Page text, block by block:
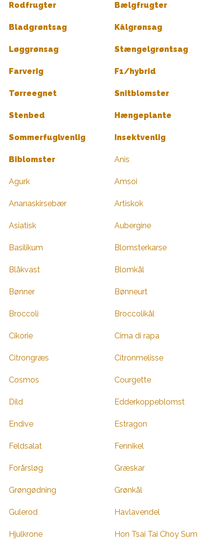
Rodfrugter Bælgfrugter
Bladgrøntsag Kålgrønsag
Løggrønsag Stængelgrøntsag
Farverig F1/hybrid
Tørreegnet Snitblomster
Stenbed Hængeplante
Sommerfuglvenlig Insektvenlig
Biblomster Anis
Agurk Amsoi
Ananaskirsebær Artiskok
Asiatisk Aubergine
Basilikum Blomsterkarse
Blåkvast Blomkål
Bønner Bønneurt
Broccoli Broccolikål
Cikorie Cima di rapa
Citrongræs Citronmelisse
Cosmos Courgette
Dild Edderkoppeblomst
Endive Estragon
Feldsalat Fennikel
Forårsløg Græskar
Grøngødning Grønkål
Gulerod Havlavendel
Hjulkrone Hon Tsai Tai Choy Sum